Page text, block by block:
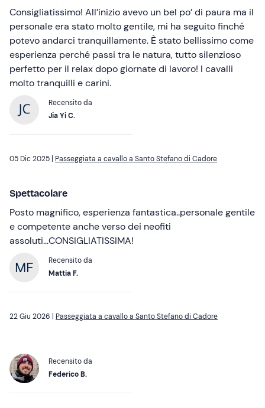
Consigliatissimo! All’inizio avevo un bel po’ di paura ma il
personale era stato molto gentile, mi ha seguito finché
potevo andarci tranquillamente. È stato bellissimo come
esperienza perché passi tra le natura, tutto silenzioso
perfetto per il relax dopo giornate di lavoro! I cavalli
molto tranquilli e carini.
Recensito da
Jia Yi C.
05 Dic 2025 | Passeggiata a cavallo a Santo Stefano di Cadore
Spettacolare
Posto magnifico, esperienza fantastica..personale gentile
e competente anche verso dei neofiti
assoluti...CONSIGLIATISSIMA!
Recensito da
Mattia F.
22 Giu 2026 | Passeggiata a cavallo a Santo Stefano di Cadore
Recensito da
Federico B.